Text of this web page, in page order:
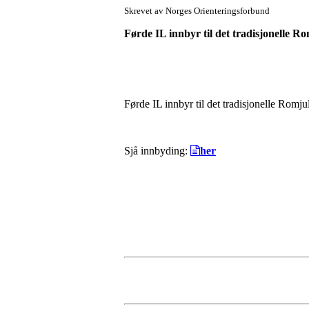
Skrevet av Norges Orienteringsforbund
Førde IL innbyr til det tradisjonelle
Førde IL innbyr til det tradisjonelle
Sjå innbyding: her